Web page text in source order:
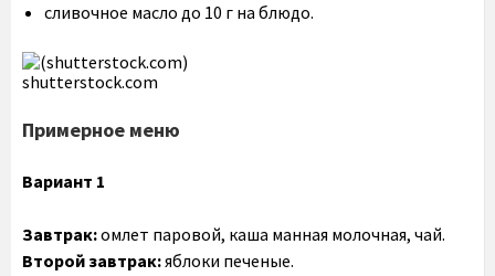
сливочное масло до 10 г на блюдо.
shutterstock.com
Примерное меню
Вариант 1
Завтрак:омлет паровой, каша манная молочная, чай.
Второй завтрак:яблоки печеные.